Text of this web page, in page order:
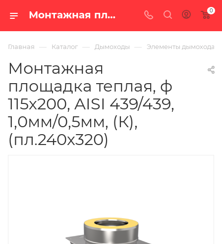
Монтажная площадка теплая, ф 115х200, AISI 439/439, 1,0мм/0,5мм, (К), (пл.240х320) — купить в Екатеринбурге по цене 3 125 руб. в интернет-магазине «100 печей.ру» 0
Главная — Каталог — Дымоходы — Элементы дымохода
Монтажная
площадка теплая, ф
115х200, AISI 439/439,
1,0мм/0,5мм, (К),
(пл.240х320)